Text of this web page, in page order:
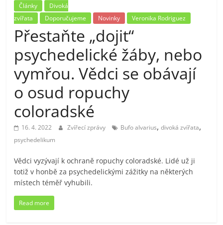
Články
Divoká
zvířata
Doporučujeme Novinky Veronika Rodriguez
Přestaňte „dojit“
psychedelické žáby, nebo
vymřou. Vědci se obávají
o osud ropuchy
coloradské
16. 4. 2022 Zvířecí zprávy Bufo alvarius,divoká zvířata,
psychedelikum
Vědci vyzývají k ochraně ropuchy coloradské. Lidé už ji
totiž v honbě za psychedelickými zážitky na některých
místech téměř vyhubili.
Read more